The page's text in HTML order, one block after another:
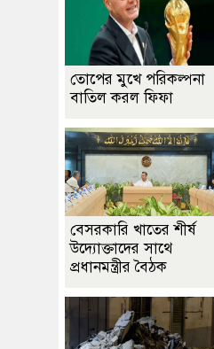
তোপের মুখে পরিকল্পনা
বাতিল করল ফিফা
বেসরকারি খাতের শীর্ষ
উদ্যোক্তাদের সাথে
প্রধানমন্ত্রীর বৈঠক